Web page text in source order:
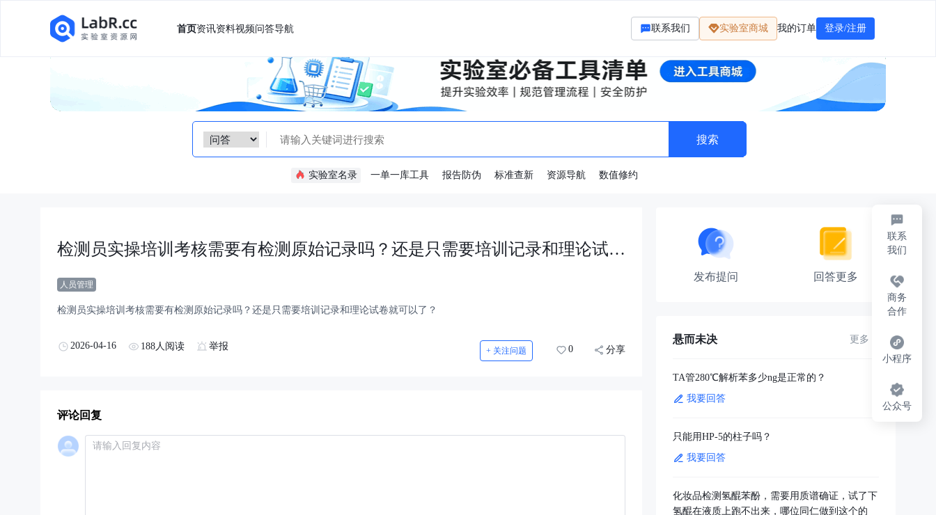
首页资讯资料视频问答导航 联系我们 实验室商城 我的订单 登录/注册
实验室名录 一单一库工具 报告防伪 标准查新 资源导航 数值修约
检测员实操培训考核需要有检测原始记录吗？还是只需要培训记录和理论试卷就可以了？
人员管理
检测员实操培训考核需要有检测原始记录吗？还是只需要培训记录和理论试卷就可以了？
2026-04-16 188人阅读 举报 + 关注问题 0 分享
评论回复
发布提问 回答更多
悬而未决 更多
TA管280℃解析苯多少ng是正常的？
我要回答
只能用HP-5的柱子吗？
我要回答
化妆品检测氢醌苯酚，需要用质谱确证，试了下
氢醌在液质上跑不出来，哪位同仁做到这个的
联系
我们
商务
合作
小程序
公众号